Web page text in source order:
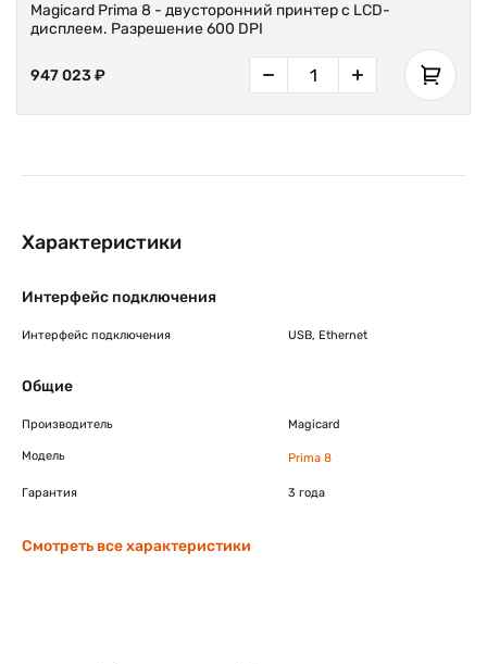
Magicard Prima 8 - двусторонний принтер с LCD-
дисплеем. Разрешение 600 DPI
947 023 ₽
Характеристики
Интерфейс подключения
Интерфейс подключения USB, Ethernet
Общие
Производитель Magicard
Модель Prima 8
Гарантия 3 года
Смотреть все характеристики